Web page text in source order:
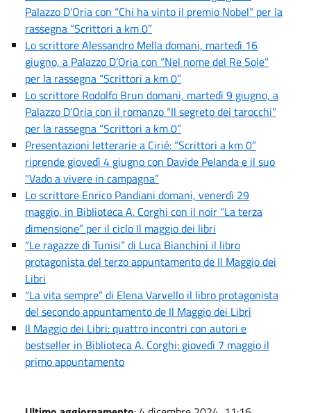
Palazzo D’Oria con “Chi ha vinto il premio Nobel” per la
rassegna “Scrittori a km 0”
Lo scrittore Alessandro Mella domani, martedì 16
giugno, a Palazzo D’Oria con “Nel nome del Re Sole”
per la rassegna “Scrittori a km 0”
Lo scrittore Rodolfo Brun domani, martedì 9 giugno, a
Palazzo D’Oria con il romanzo “Il segreto dei tarocchi”
per la rassegna “Scrittori a km 0”
Presentazioni letterarie a Cirié: “Scrittori a km 0”
riprende giovedì 4 giugno con Davide Pelanda e il suo
"Vado a vivere in campagna”
Lo scrittore Enrico Pandiani domani, venerdì 29
maggio, in Biblioteca A. Corghi con il noir “La terza
dimensione” per il ciclo Il maggio dei libri
“Le ragazze di Tunisi” di Luca Bianchini il libro
protagonista del terzo appuntamento de Il Maggio dei
Libri
“La vita sempre” di Elena Varvello il libro protagonista
del secondo appuntamento de Il Maggio dei Libri
Il Maggio dei Libri: quattro incontri con autori e
bestseller in Biblioteca A. Corghi: giovedì 7 maggio il
primo appuntamento